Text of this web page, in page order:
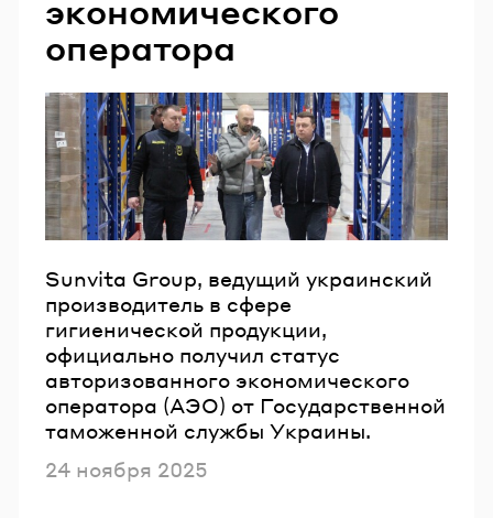
экономического
оператора
Sunvita Group, ведущий украинский
производитель в сфере
гигиенической продукции,
официально получил статус
авторизованного экономического
оператора (АЭО) от Государственной
таможенной службы Украины.
Опубликовано
24 ноября 2025